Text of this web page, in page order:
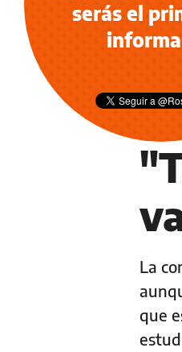
La
que
serás el